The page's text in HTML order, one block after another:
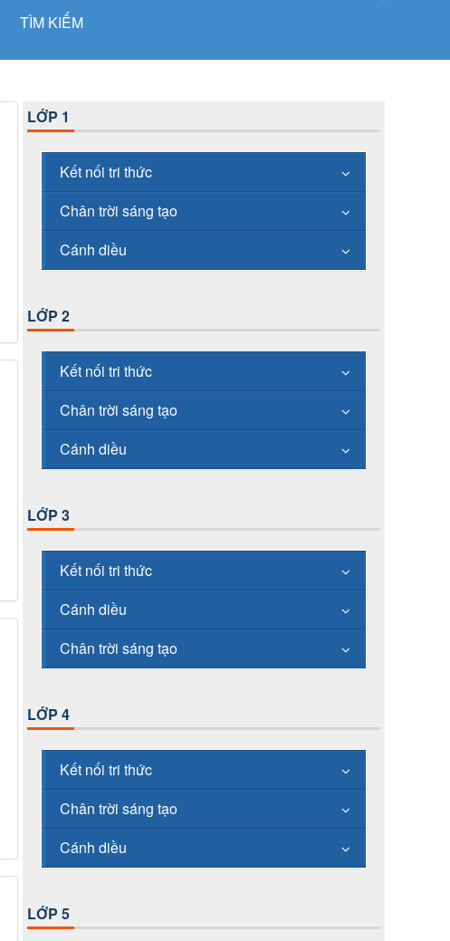
TÌM KIẾM
LỚP 1
Kết nối tri thức
Chân trời sáng tạo
Cánh diều
LỚP 2
Kết nối tri thức
Chân trời sáng tạo
Cánh diều
LỚP 3
Kết nối tri thức
Cánh diều
Chân trời sáng tạo
LỚP 4
Kết nối tri thức
Chân trời sáng tạo
Cánh diều
LỚP 5